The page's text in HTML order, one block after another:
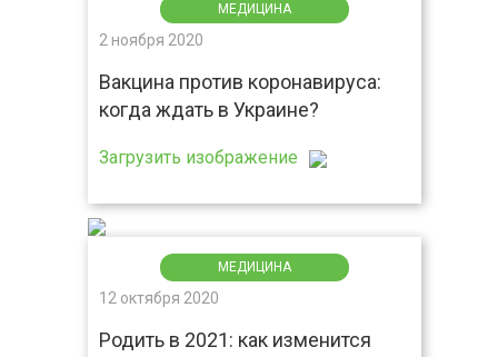
МЕДИЦИНА
2 ноября 2020
Вакцина против коронавируса:
когда ждать в Украине?
Загрузить изображение
МЕДИЦИНА
12 октября 2020
Родить в 2021: как изменится